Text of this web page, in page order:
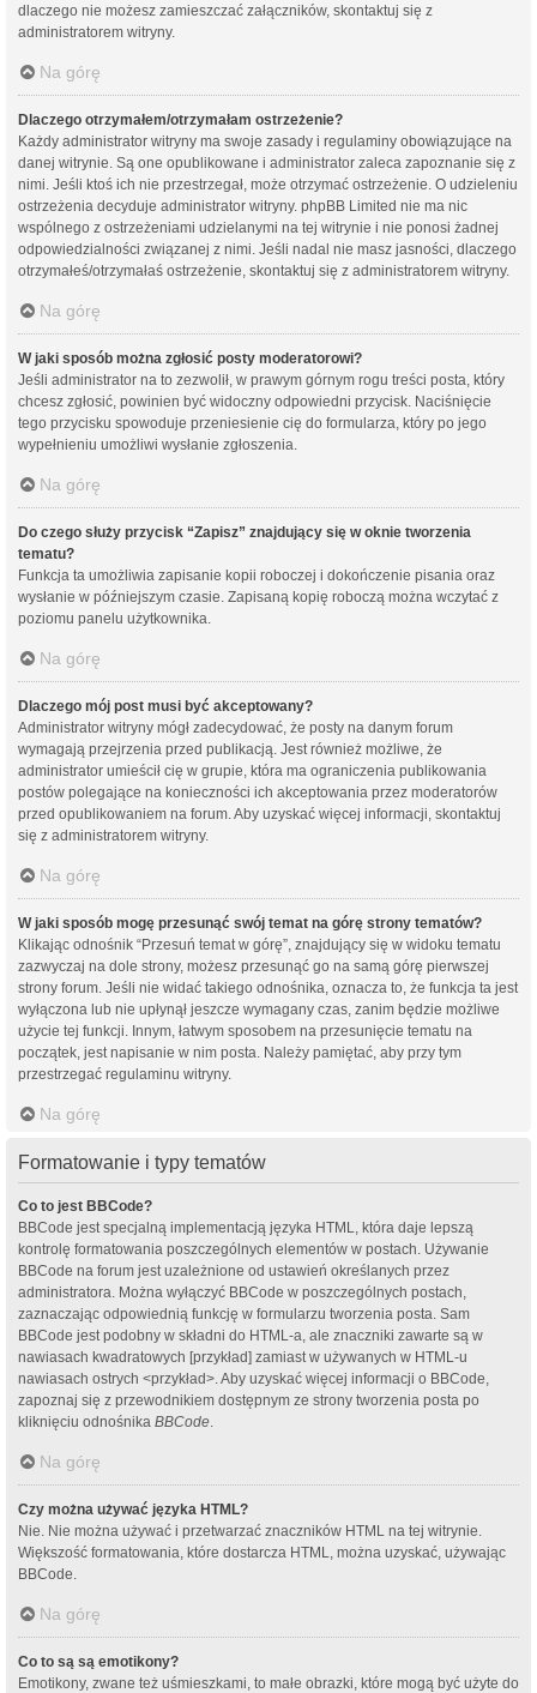
dlaczego nie możesz zamieszczać załączników, skontaktuj się z
administratorem witryny.
Na górę
Dlaczego otrzymałem/otrzymałam ostrzeżenie?
Każdy administrator witryny ma swoje zasady i regulaminy obowiązujące na
danej witrynie. Są one opublikowane i administrator zaleca zapoznanie się z
nimi. Jeśli ktoś ich nie przestrzegał, może otrzymać ostrzeżenie. O udzieleniu
ostrzeżenia decyduje administrator witryny. phpBB Limited nie ma nic
wspólnego z ostrzeżeniami udzielanymi na tej witrynie i nie ponosi żadnej
odpowiedzialności związanej z nimi. Jeśli nadal nie masz jasności, dlaczego
otrzymałeś/otrzymałaś ostrzeżenie, skontaktuj się z administratorem witryny.
Na górę
W jaki sposób można zgłosić posty moderatorowi?
Jeśli administrator na to zezwolił, w prawym górnym rogu treści posta, który
chcesz zgłosić, powinien być widoczny odpowiedni przycisk. Naciśnięcie
tego przycisku spowoduje przeniesienie cię do formularza, który po jego
wypełnieniu umożliwi wysłanie zgłoszenia.
Na górę
Do czego służy przycisk “Zapisz” znajdujący się w oknie tworzenia
tematu?
Funkcja ta umożliwia zapisanie kopii roboczej i dokończenie pisania oraz
wysłanie w późniejszym czasie. Zapisaną kopię roboczą można wczytać z
poziomu panelu użytkownika.
Na górę
Dlaczego mój post musi być akceptowany?
Administrator witryny mógł zadecydować, że posty na danym forum
wymagają przejrzenia przed publikacją. Jest również możliwe, że
administrator umieścił cię w grupie, która ma ograniczenia publikowania
postów polegające na konieczności ich akceptowania przez moderatorów
przed opublikowaniem na forum. Aby uzyskać więcej informacji, skontaktuj
się z administratorem witryny.
Na górę
W jaki sposób mogę przesunąć swój temat na górę strony tematów?
Klikając odnośnik “Przesuń temat w górę”, znajdujący się w widoku tematu
zazwyczaj na dole strony, możesz przesunąć go na samą górę pierwszej
strony forum. Jeśli nie widać takiego odnośnika, oznacza to, że funkcja ta jest
wyłączona lub nie upłynął jeszcze wymagany czas, zanim będzie możliwe
użycie tej funkcji. Innym, łatwym sposobem na przesunięcie tematu na
początek, jest napisanie w nim posta. Należy pamiętać, aby przy tym
przestrzegać regulaminu witryny.
Na górę
Formatowanie i typy tematów
Co to jest BBCode?
BBCode jest specjalną implementacją języka HTML, która daje lepszą
kontrolę formatowania poszczególnych elementów w postach. Używanie
BBCode na forum jest uzależnione od ustawień określanych przez
administratora. Można wyłączyć BBCode w poszczególnych postach,
zaznaczając odpowiednią funkcję w formularzu tworzenia posta. Sam
BBCode jest podobny w składni do HTML-a, ale znaczniki zawarte są w
nawiasach kwadratowych [przykład] zamiast w używanych w HTML-u
nawiasach ostrych <przykład>. Aby uzyskać więcej informacji o BBCode,
zapoznaj się z przewodnikiem dostępnym ze strony tworzenia posta po
kliknięciu odnośnika BBCode
Na górę
Czy można używać języka HTML?
Nie. Nie można używać i przetwarzać znaczników HTML na tej witrynie.
Większość formatowania, które dostarcza HTML, można uzyskać, używając
BBCode.
Na górę
Co to są są emotikony?
Emotikony, zwane też uśmieszkami, to małe obrazki, które mogą być użyte do